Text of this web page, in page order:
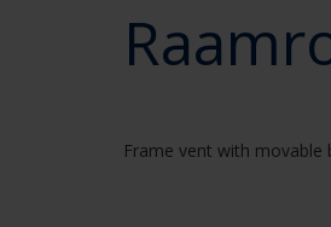
Frame vent with movable